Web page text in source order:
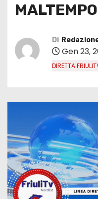
Di
Gen 23,
DIRETTA